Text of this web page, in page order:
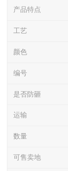
产品特点
工艺
颜色
编号
是否防砸
运输
数量
可售卖地